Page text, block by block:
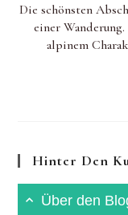
Die schönsten
einer
alpinem
Hinter Den
Über den